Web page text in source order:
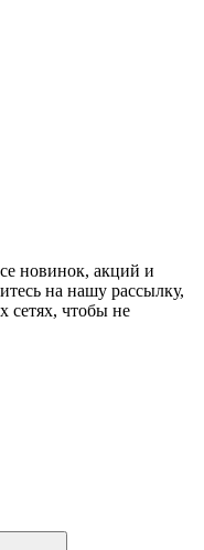
новинок, акций и
на нашу рассылку,
сетях, чтобы не